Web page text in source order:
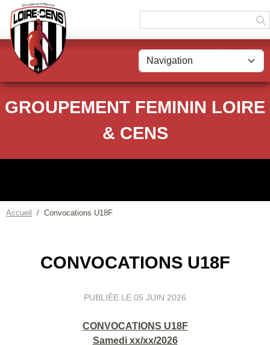
GROUPEMENT FEMININ LOIRE
& CENS
Accueil Convocations U18F
CONVOCATIONS U18F
PUBLIÉE LE 05 JUIN 2026
CONVOCATIONS U18F
Samedi xx/xx/2026
Panneau de gestion des cookies